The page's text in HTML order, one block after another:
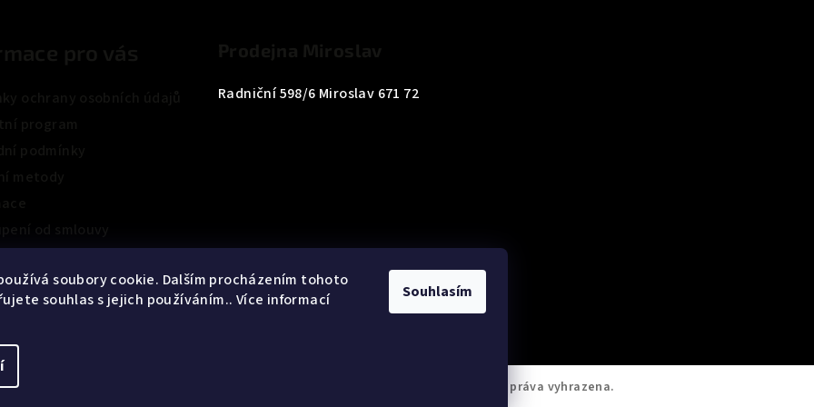
soubory cookie. Dalším procházením tohoto
souhlas s jejich používáním.. Více informací
Souhlasím
Radniční 598/6 Miroslav 671 72
. Všechna práva vyhrazena.